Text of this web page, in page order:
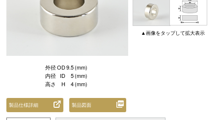
▲画像をタップして拡大表示
外径OD9.5(mm)
内径 ID 5(mm)
高さ
H 4(mm)
製品仕様詳細 製品図面